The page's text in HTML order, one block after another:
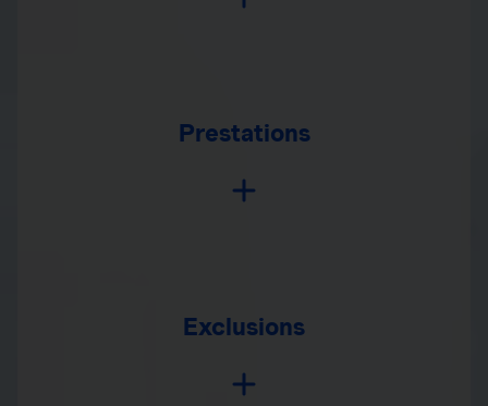
Prestations
Exclusions